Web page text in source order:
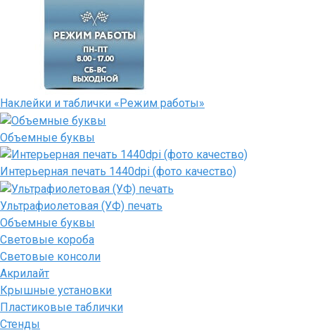
Наклейки и таблички «Режим работы»
Объемные буквы
Интерьерная печать 1440dpi (фото качество)
Ультрафиолетовая (УФ) печать
Объемные буквы
Световые короба
Световые консоли
Акрилайт
Крышные установки
Пластиковые таблички
Стенды